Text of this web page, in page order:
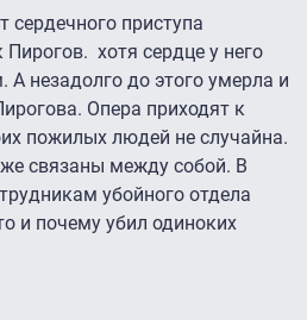
сердечного приступа
Пирогов. хотя сердце у него
незадолго до этого умерла и
Опера приходят к
пожилых людей не случайна.
связаны между собой. В
убойного отдела
и почему убил одиноких